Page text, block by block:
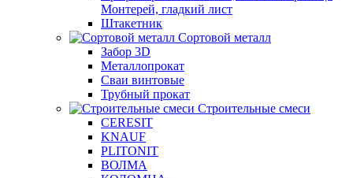
Монтерей, гладкий лист
Штакетник
Сортовой металл
Забор 3D
Металлопрокат
Сваи винтовые
Трубный прокат
Строительные смеси
CERESIT
KNAUF
PLITONIT
ВОЛМА